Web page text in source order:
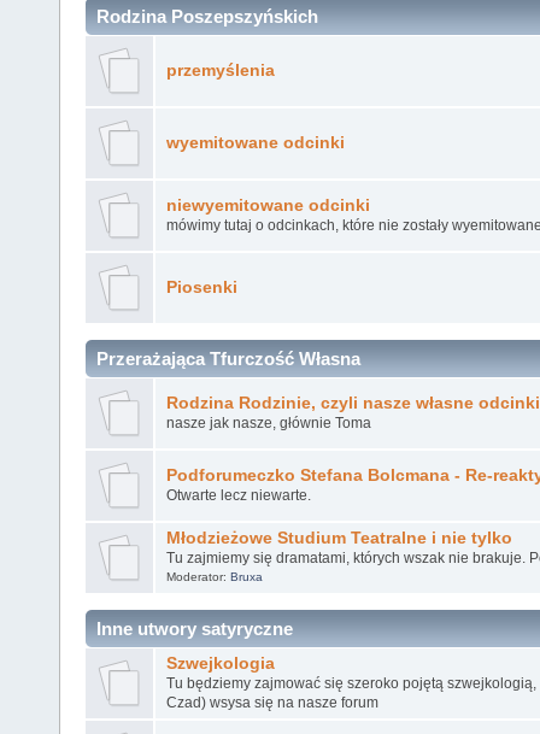
Rodzina Poszepszyńskich
przemyślenia
wyemitowane odcinki
niewyemitowane odcinki
mówimy tutaj o odcinkach, które nie zostały
Piosenki
Przerażająca Tfurczość Własna
Rodzina Rodzinie, czyli nasze własne odcinki
nasze jak nasze, głównie Toma
Podforumeczko Stefana Bolcmana - Re-
Otwarte lecz niewarte.
Młodzieżowe Studium Teatralne i nie tylko
Tu zajmiemy się dramatami, których wszak nie brakuje.
Moderator: Bruxa
Inne utwory satyryczne
Szwejkologia
Tu będziemy zajmować się szeroko pojętą szwejkologią,
Czad) wsysa się na nasze forum